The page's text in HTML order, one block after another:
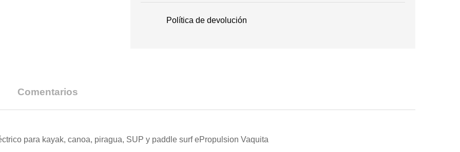
Política de devolución
Comentarios
para kayak, canoa, piragua, SUP y paddle surf ePropulsion Vaquita